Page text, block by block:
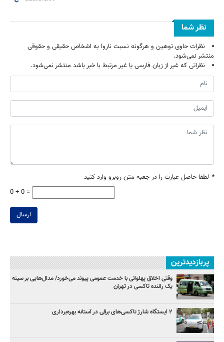
نظر شما
نظرات حاوی توهین و هرگونه نسبت ناروا به اشخاص حقیقی و حقوقی
منتشر نمی‌شود.
نظراتی که غیر از زبان فارسی یا غیر مرتبط با خبر باشد منتشر نمی‌شود.
* لطفا حاصل عبارت را در جعبه متن روبرو وارد کنید
0 + 0 =
ارسال
پربازدیدترین
وقتی اخلاق پهلوانی با خدمت عمومی پیوند می‌خورد/ مدال‌هایی بر سینه
یک راننده تاکسی در تهران
۲ ایستگاه شارژ تاکسی‌های برقی در آستانه بهره‌برداری